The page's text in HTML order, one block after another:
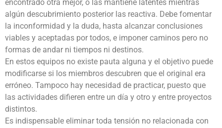
encontrado otra mejor, o las mantiene latentes mientras
algún descubrimiento posterior las reactiva. Debe fomentar
la inconformidad y la duda, hasta alcanzar conclusiones
viables y aceptadas por todos, e imponer caminos pero no
formas de andar ni tiempos ni destinos.
En estos equipos no existe pauta alguna y el objetivo puede
modificarse si los miembros descubren que el original era
erróneo. Tampoco hay necesidad de practicar, puesto que
las actividades difieren entre un día y otro y entre proyectos
distintos.
Es indispensable eliminar toda tensión no relacionada con